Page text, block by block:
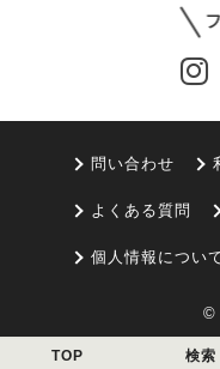
問い合わせ
よくある質問
個人情報につい
©
TOP 検索